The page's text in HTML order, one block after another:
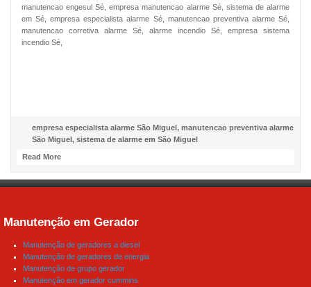
manutencao engesul Sé, empresa manutencao alarme Sé, sistema de alarme
em Sé, empresa especialista alarme Sé, manutencao preventiva alarme Sé,
manutencao corretiva alarme Sé, alarme incendio Sé, empresa sistema
incendio Sé,
empresa especialista alarme São Miguel , manutencao preventiva alarme
São Miguel , sistema de alarme em São Miguel
Read More
Manutenção em Gerador
Manutenção de geradores a diesel
Manutenção de geradores de energia
Manutenção de grupo gerador
Manutenção em gerador cummins